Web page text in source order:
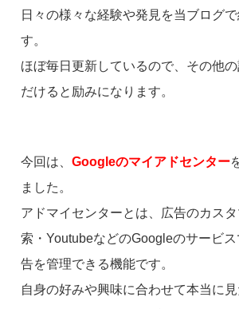
日々の様々な経験や発見を当ブログ
す。
ほぼ毎日更新しているので、その他
だけると励みになります。
今回は、 Googleのマイアドセンター
ました。
アドマイセンターとは、広告のカス
索・YoutubeなどのGoogleのサービ
告を管理できる機能です。
自身の好みや興味に合わせて本当に